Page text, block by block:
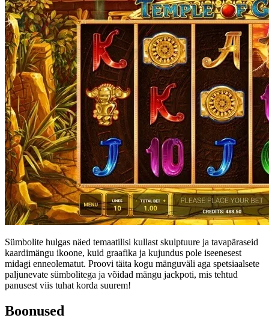
Sümbolite hulgas näed temaatilisi kullast skulptuure ja tavapäraseid
kaardimängu ikoone, kuid graafika ja kujundus pole iseenesest
midagi enneolematut. Proovi täita kogu mänguväli aga spetsiaalsete
paljunevate sümbolitega ja võidad mängu jackpoti, mis tehtud
panusest viis tuhat korda suurem!
Boonused